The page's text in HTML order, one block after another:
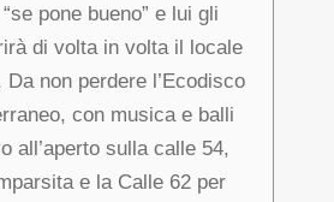
pone bueno” e lui gli
di volta in volta il locale
Da non perdere l’Ecodisco
con musica e balli
all’aperto sulla calle 54,
e la Calle 62 per